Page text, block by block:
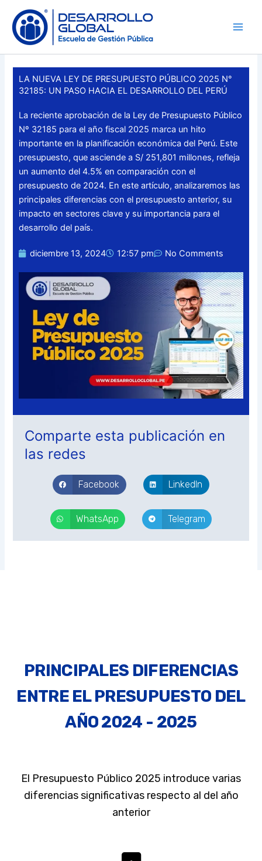
content
LA NUEVA LEY DE PRESUPUESTO PÚBLICO 2025 N°
32185: UN PASO HACIA EL DESARROLLO DEL PERÚ
La reciente aprobación de la Ley de Presupuesto Público
Nº 32185 para el año fiscal 2025 marca un hito
importante en la planificación económica del Perú. Este
presupuesto, que asciende a S/ 251,801 millones, refleja
un aumento del 4.5% en comparación con el
presupuesto de 2024. En este artículo, analizaremos las
principales diferencias con el presupuesto anterior, su
impacto en sectores clave y su importancia para el
desarrollo del país.
diciembre 13, 2024 12:57 pm No Comments
Comparte esta publicación en
las redes
Facebook LinkedIn
WhatsApp Telegram
PRINCIPALES DIFERENCIAS
ENTRE EL PRESUPUESTO DEL
AÑO 2024 - 2025
El Presupuesto Público 2025 introduce varias
diferencias significativas respecto al del año
anterior